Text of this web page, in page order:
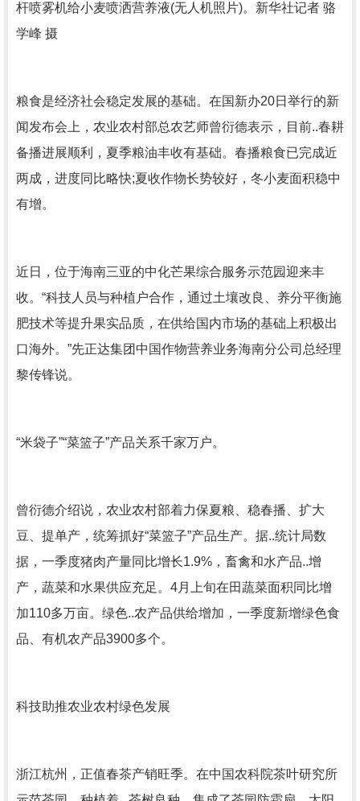
杆喷雾机给小麦喷洒营养液(无人机照片)。新华社记者 骆
学峰 摄
粮食是经济社会稳定发展的基础。在国新办20日举行的新
闻发布会上，农业农村部总农艺师曾衍德表示，目前..春耕
备播进展顺利，夏季粮油丰收有基础。春播粮食已完成近
两成，进度同比略快;夏收作物长势较好，冬小麦面积稳中
有增。
近日，位于海南三亚的中化芒果综合服务示范园迎来丰
收。“科技人员与种植户合作，通过土壤改良、养分平衡施
肥技术等提升果实品质，在供给国内市场的基础上积极出
口海外。”先正达集团中国作物营养业务海南分公司总经理
黎传锋说。
“米袋子”“菜篮子”产品关系千家万户。
曾衍德介绍说，农业农村部着力保夏粮、稳春播、扩大
豆、提单产，统筹抓好“菜篮子”产品生产。据..统计局数
据，一季度猪肉产量同比增长1.9%，畜禽和水产品..增
产，蔬菜和水果供应充足。4月上旬在田蔬菜面积同比增
加110多万亩。绿色..农产品供给增加，一季度新增绿色食
品、有机农产品3900多个。
科技助推农业农村绿色发展
浙江杭州，正值春茶产销旺季。在中国农科院茶叶研究所